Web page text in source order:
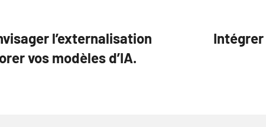
l’externalisation
vos modèles d’IA.
Intégrer